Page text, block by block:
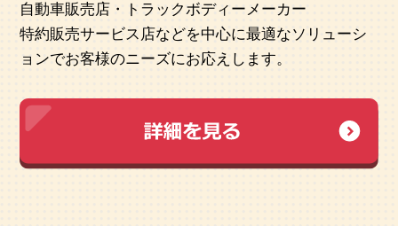
自動車販売店・トラックボディーメーカー
特約販売サービス店などを中心に最適なソリューシ
ョンでお客様のニーズにお応えします。